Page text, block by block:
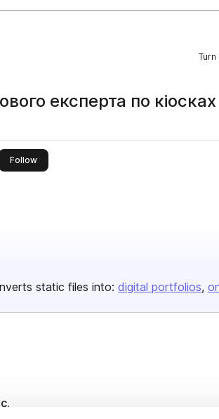
експерта по кіосках
Followthis publisher
static files into: digital portfolios